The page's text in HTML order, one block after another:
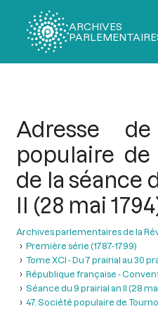
ARCHIVES
Adresse
populaire de
de la séance
II (28 mai
Archives parlementaires de la
Première série (1787-1799)
Tome XCI - Du 7 prairial au 30
République française -
Séance du 9 prairial an II (28
47. Société populaire de